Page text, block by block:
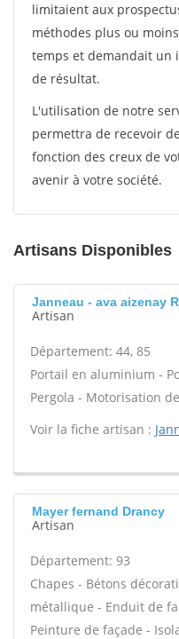
limitaient aux
méthodes plus ou
temps et demandait un
de résultat.
L'utilisation de notre
permettra de recevoir
fonction des creux de
avenir à votre société.
Artisans Disponibles
Janneau - ava aizenay
Artisan
Département: 44, 85
Portail en aluminium -
Pergola - Motorisation
Voir la fiche artisan :
Mayer fernand Drancy
Artisan
Département: 93
Chapes - Bétons
métallique - Enduit de
Peinture de façade -